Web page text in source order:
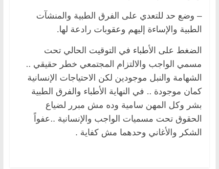
– وضع حد للتعدي على الفرق الطبية والمنشآت
الطبية والإساءة إليهم وعقوبات رادعة لها.
الضغط على الأطباء في التوقيت الحالي تحت
مسمي الواجب والالتزام المجتمعي خطر حقيقي ..
الشهامة والنبل موجودين لكن الاحتياجات الإنسانية
كمان موجودة .. في النهاية الأطباء والفرق الطبية
بشر وكل المهن سامية وده مش مبرر لضياع
الحقوق تحت مسميات الواجب والإنسانية ..عفواً
الشكر والأغاني وحدهما مش كفاية .